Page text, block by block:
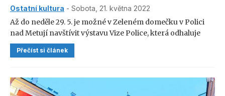
Ostatní kultura - Sobota, 21. května 2022
Až do neděle 29. 5. je možné v Zeleném domečku v Polici
nad Metují navštívit výstavu Vize Police, která odhaluje
minulé představy o budoucnosti města.
Přečíst si článek